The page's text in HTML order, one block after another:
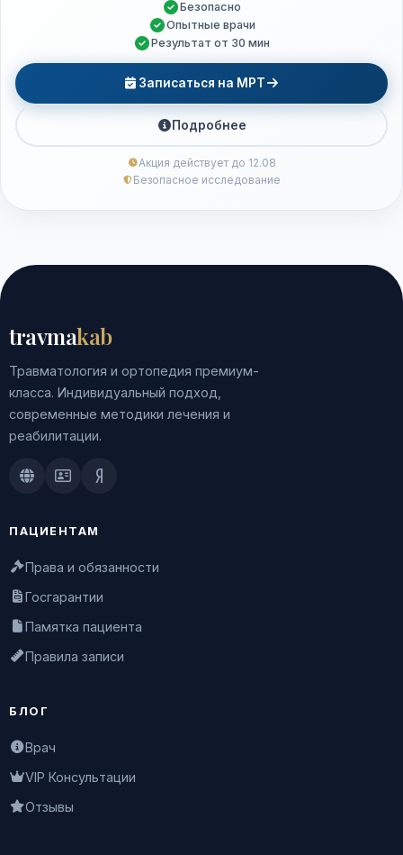
Безопасно
Опытные врачи
Результат от 30 мин
Записаться на МРТ
Подробнее
Акция действует до 12.08
Безопасное исследование
travmakab
Травматология и ортопедия премиум-
класса. Индивидуальный подход,
современные методики лечения и
реабилитации.
Doctu.ruПроДокторов
Яндекс.Здоровье
ПАЦИЕНТАМ
Права и обязанности
Госгарантии
Памятка пациента
Правила записи
БЛОГ
Врач
VIP Консультации
Отзывы